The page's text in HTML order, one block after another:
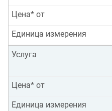
Цена* от
Единица измерения
Услуга
Цена* от
Единица измерения